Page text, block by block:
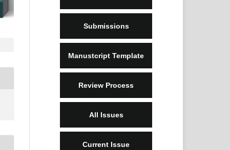
Submissions
Manustcript Template
Review Process
All Issues
Current Issue